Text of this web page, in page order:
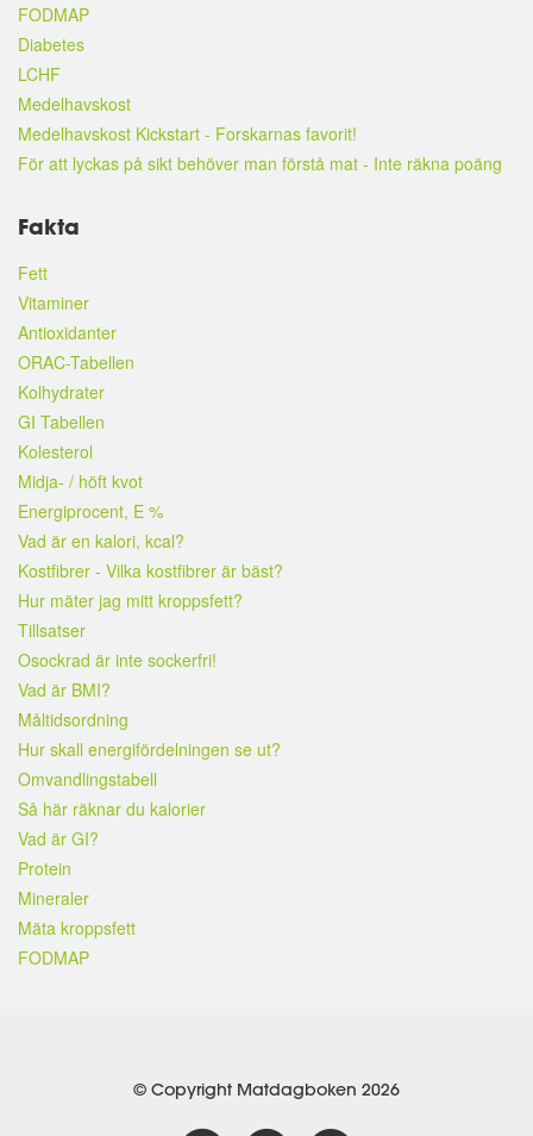
FODMAP
Diabetes
LCHF
Medelhavskost
Medelhavskost Kickstart - Forskarnas favorit!
För att lyckas på sikt behöver man förstå mat - Inte räkna poäng
Fakta
Fett
Vitaminer
Antioxidanter
ORAC-Tabellen
Kolhydrater
GI Tabellen
Kolesterol
Midja- / höft kvot
Energiprocent, E %
Vad är en kalori, kcal?
Kostfibrer - Vilka kostfibrer är bäst?
Hur mäter jag mitt kroppsfett?
Tillsatser
Osockrad är inte sockerfri!
Vad är BMI?
Måltidsordning
Hur skall energifördelningen se ut?
Omvandlingstabell
Så här räknar du kalorier
Vad är GI?
Protein
Mineraler
Mäta kroppsfett
FODMAP
© Copyright Matdagboken 2026